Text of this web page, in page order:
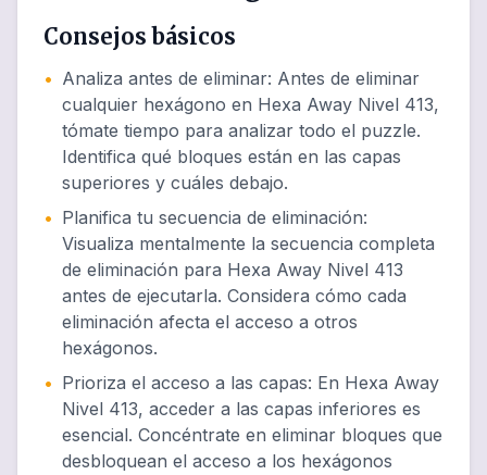
Consejos básicos
• Analiza antes de eliminar: Antes de eliminar
cualquier hexágono en Hexa Away Nivel 413,
tómate tiempo para analizar todo el puzzle.
Identifica qué bloques están en las capas
superiores y cuáles debajo.
• Planifica tu secuencia de eliminación:
Visualiza mentalmente la secuencia completa
de eliminación para Hexa Away Nivel 413
antes de ejecutarla. Considera cómo cada
eliminación afecta el acceso a otros
hexágonos.
• Prioriza el acceso a las capas: En Hexa Away
Nivel 413, acceder a las capas inferiores es
esencial. Concéntrate en eliminar bloques que
desbloquean el acceso a los hexágonos